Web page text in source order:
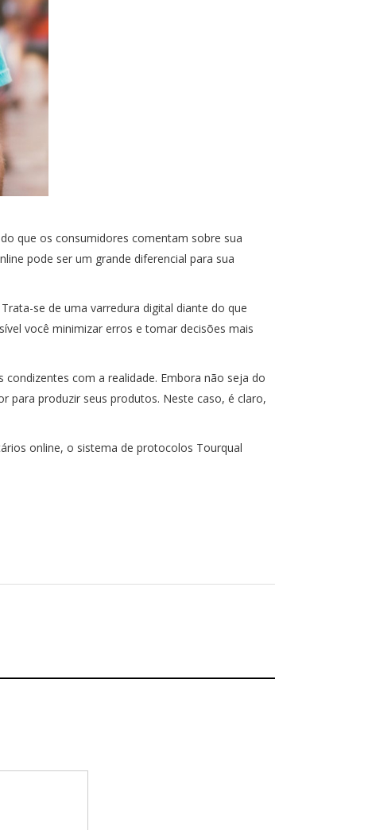
que os consumidores comentam sobre sua
pode ser um grande diferencial para sua
se de uma varredura digital diante do que
você minimizar erros e tomar decisões mais
com a realidade. Embora não seja do
produzir seus produtos. Neste caso, é claro,
online, o sistema de protocolos Tourqual